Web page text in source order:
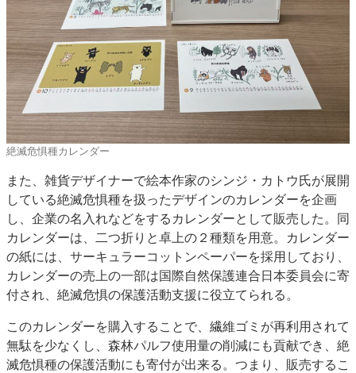
絶滅危惧種カレンダー
また、雑貨デザイナーで絵本作家のシンジ・カトウ氏が展開
している絶滅危惧種を扱ったデザインのカレンダーを企画
し、企業の名入れなどをするカレンダーとして販売した。同
カレンダーは、二つ折りと卓上の２種類を用意。カレンダー
の紙には、サーキュラーコットンペーパーを採用しており、
カレンダーの売上の一部は国際自然保護連合日本委員会に寄
付され、絶滅危惧の保護活動支援に役立てられる。
このカレンダーを購入することで、繊維ゴミが再利用されて
無駄を少なくし、森林パルフ使用量の削減にも貢献でき、絶
滅危惧種の保護活動にも寄付が出来る。つまり、販売するこ